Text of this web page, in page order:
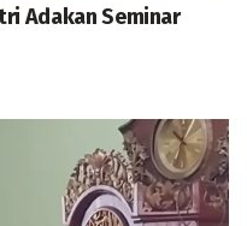
Adakan Seminar